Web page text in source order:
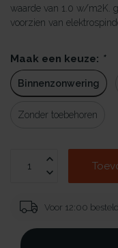
waarde van 1.0 w/m2K.
voorzien van
Maak een keuze: *
Binnenzonwering
Zonder toebehoren
Voor 12:00